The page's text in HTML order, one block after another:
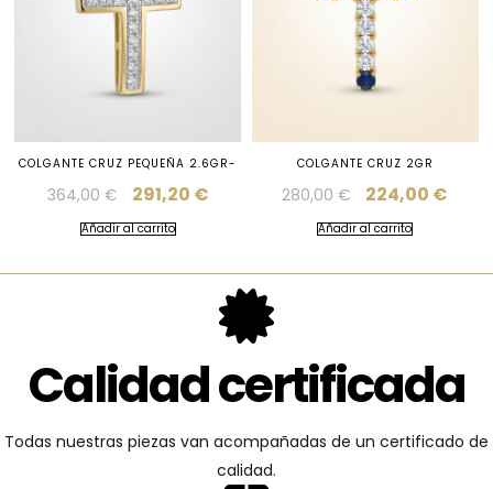
COLGANTE CRUZ PEQUEÑA 2.6GR-
364,00 € 291,20 €
Añadir al carrito
COLGANTE CRUZ 2GR
280,00€ 224,00 €
Añadir al carrito
Calidad certificada
Todas nuestras piezas van acompañadas de un certificado de
calidad.